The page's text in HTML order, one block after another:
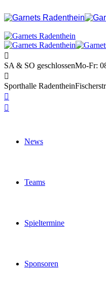
SA & SO geschlossenMo-Fr:
Sporthalle Radenthein
News
Teams
Spieltermine
Sponsoren